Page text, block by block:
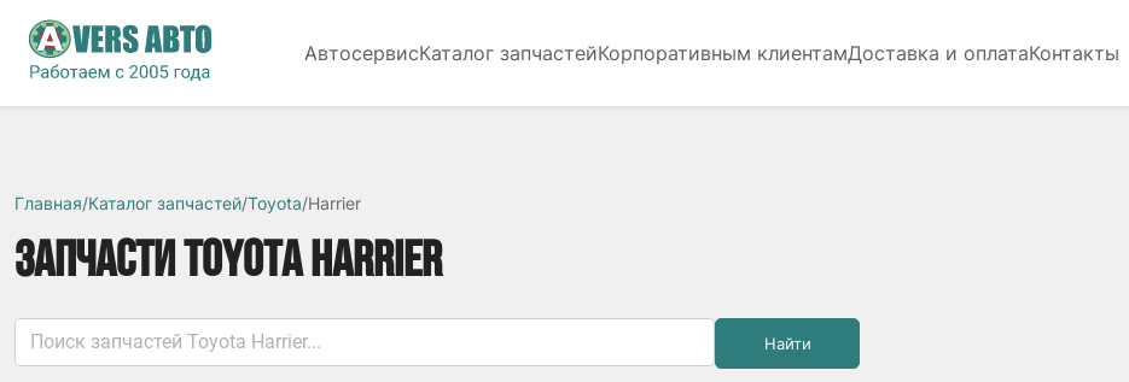
АвтосервисКаталог запчастейКорпоративным клиентамДоставка и оплатаКонтакты
Главная/Каталог запчастей/Toyota/Harrier
ЗАПЧАСТИ TOYOTA HARRIER
Найти